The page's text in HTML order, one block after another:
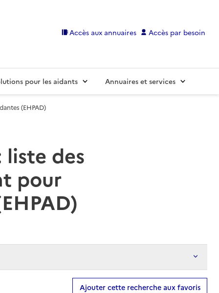
Accès aux annuaires Accès par besoin
pour les aidants Annuaires et services
(EHPAD)
liste des
pour
Ajouter cette recherche aux favoris